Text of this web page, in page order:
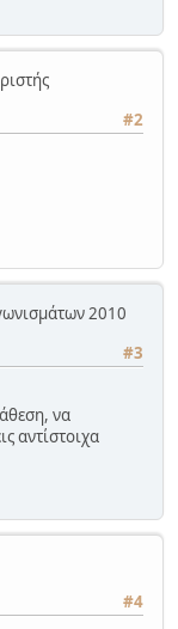
#2
2010
#3
να
αντίστοιχα
#4